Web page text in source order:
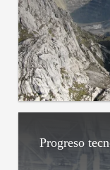
Progreso